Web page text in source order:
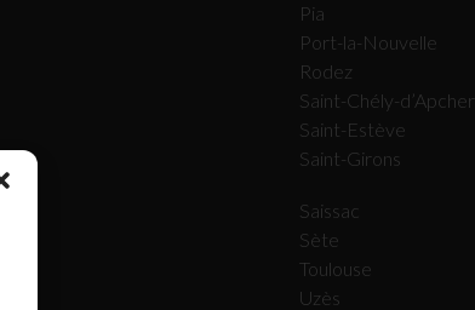
Pia
Port-la-Nouvelle
Rodez
Saint-Chély-d’Apcher
Saint-Estève
Saint-Girons
Saissac
Sète
Toulouse
Uzès